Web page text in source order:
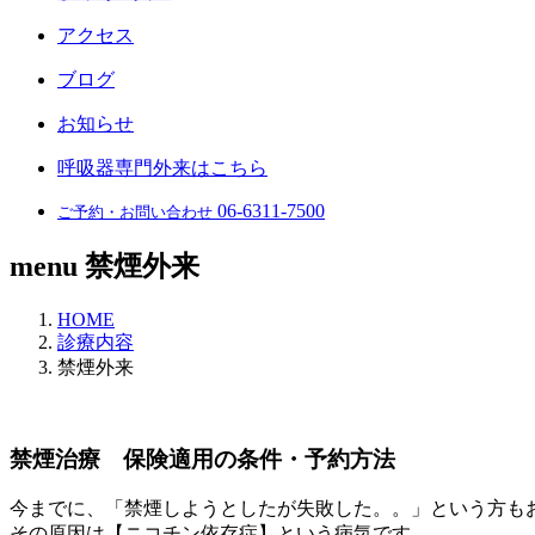
アクセス
ブログ
お知らせ
呼吸器専門外来はこちら
ご予約・お問い合わせ 06-6311-7500
menu 禁煙外来
HOME
診療内容
禁煙外来
禁煙治療 保険適用の条件・予約方法
今までに、「禁煙しようとしたが失敗した。。」という方も